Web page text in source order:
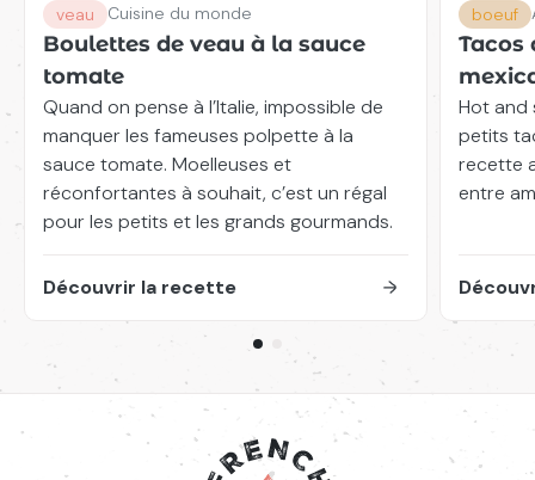
Boulettes de veau à la sauce
tomate
Quand on pense à l’Italie, impossible de
manquer les fameuses polpette à la
sauce tomate. Moelleuses et
réconfortantes à souhait, c’est un régal
pour les petits et les grands gourmands.
veau Cuisine du monde
Découvrir la recette
Tacos
Hot and
petits
recette
entre
boeuf